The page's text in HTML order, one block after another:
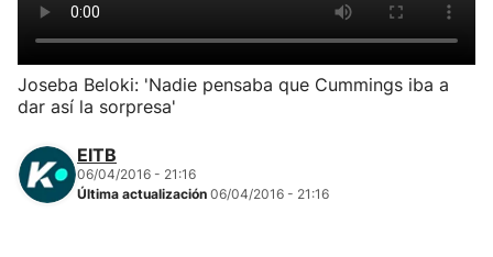
Kirolak 360
Atletismo
Joseba Beloki: 'Nadie pensaba que Cummings iba a
dar así la sorpresa'
EITB
06/04/2016 - 21:16
Última actualización 06/04/2016 - 21:16